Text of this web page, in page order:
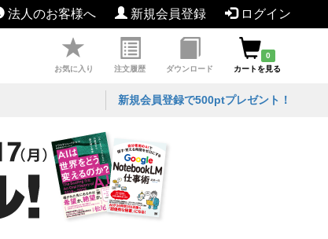
法人のお客様へ 新規会員登録 ログイン
お気に入り 注文履歴 ダウンロード
0
カートを見る
新規会員登録で500ptプレゼント！